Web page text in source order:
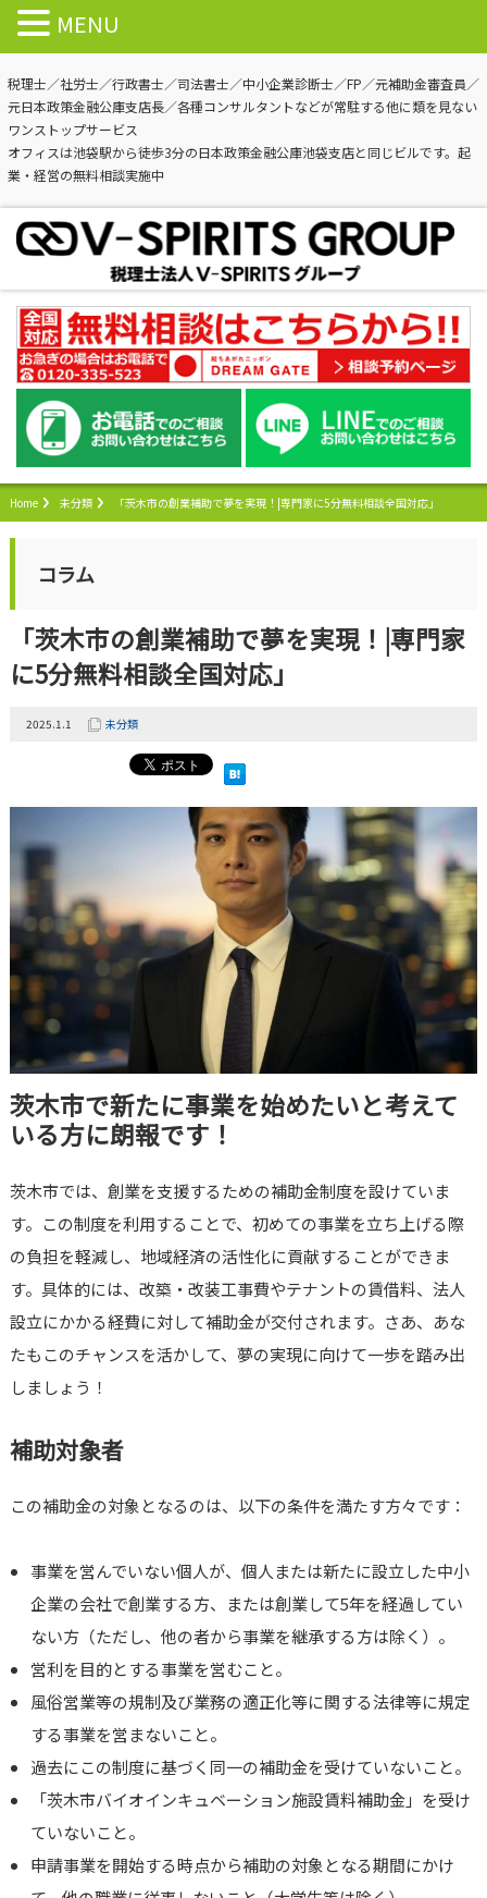
税理士／社労士／行政書士／司法書士／中小企業診断士／FP／元補助金審査員／
元日本政策金融公庫支店長／各種コンサルタントなどが常駐する他に類を見ない
ワンストップサービス
オフィスは池袋駅から徒歩3分の日本政策金融公庫池袋支店と同じビルです。起
業・経営の無料相談実施中
Home 未分類 「茨木市の創業補助で夢を実現！|専門家に5分無料相談全国対応」
コラム
「茨木市の創業補助で夢を実現！|専門家
に5分無料相談全国対応」
2025.1.1 未分類
茨木市で新たに事業を始めたいと考えて
いる方に朗報です！
茨木市では、創業を支援するための補助金制度を設けていま
す。この制度を利用することで、初めての事業を立ち上げる際
の負担を軽減し、地域経済の活性化に貢献することができま
す。具体的には、改築・改装工事費やテナントの賃借料、法人
設立にかかる経費に対して補助金が交付されます。さあ、あな
たもこのチャンスを活かして、夢の実現に向けて一歩を踏み出
しましょう！
補助対象者
この補助金の対象となるのは、以下の条件を満たす方々です：
事業を営んでいない個人が、個人または新たに設立した中小
企業の会社で創業する方、または創業して5年を経過してい
ない方（ただし、他の者から事業を継承する方は除く）。
営利を目的とする事業を営むこと。
風俗営業等の規制及び業務の適正化等に関する法律等に規定
する事業を営まないこと。
過去にこの制度に基づく同一の補助金を受けていないこと。
「茨木市バイオインキュベーション施設賃料補助金」を受け
ていないこと。
申請事業を開始する時点から補助の対象となる期間にかけ
MENU